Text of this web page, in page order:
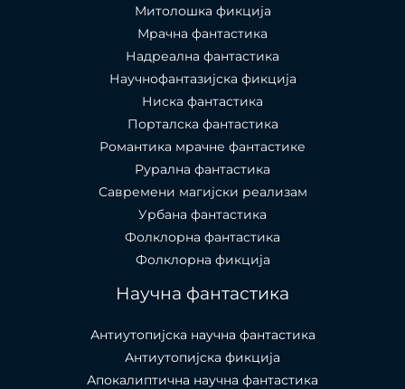
Митолошка фикција
Мрачна фантастика
Надреална фантастика
Научнофантазијска фикција
Ниска фантастика
Порталска фантастика​
Романтика мрачне фантастике
Рурална фантастика
Савремени магијски реализам
Урбана фантастика
Фолклорна фантастика
Фолклорна фикција
Научна фантастика
Антиутопијска научна фантастика
Антиутопијска фикција
Апокалиптична научна фантастика